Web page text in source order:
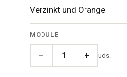
Verzinkt und Orange
MODULE
− + uds.